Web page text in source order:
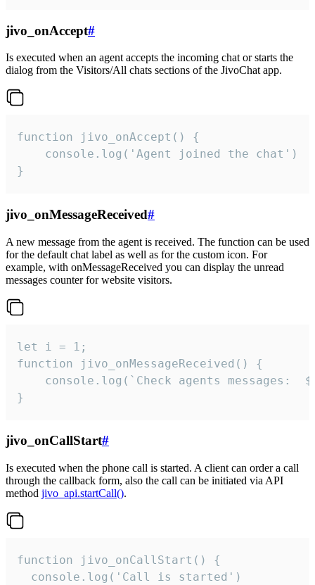
jivo_onAccept#
Is executed when an agent accepts the incoming chat or starts the
dialog from the Visitors/All chats sections of the JivoChat app.
function jivo_onAccept() {
}
jivo_onMessageReceived#
A new message from the agent is received. The function can be used
for the default chat label as well as for the custom icon. For
example, with onMessageReceived you can display the unread
messages counter for website visitors.
let i = 1;
function jivo_onMessageReceived() {
}
jivo_onCallStart#
Is executed when the phone call is started. A client can order a call
through the callback form, also the call can be initiated via API
method jivo_api.startCall().
function jivo_onCallStart() {
  console.log('Call is started')